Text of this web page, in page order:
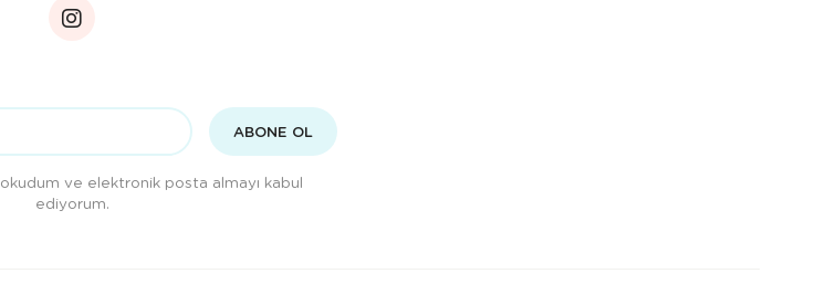
ABONE OL
okudum ve elektronik posta almayı kabul
ediyorum.